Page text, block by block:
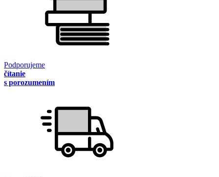
Podporujeme
čítanie
s porozumením